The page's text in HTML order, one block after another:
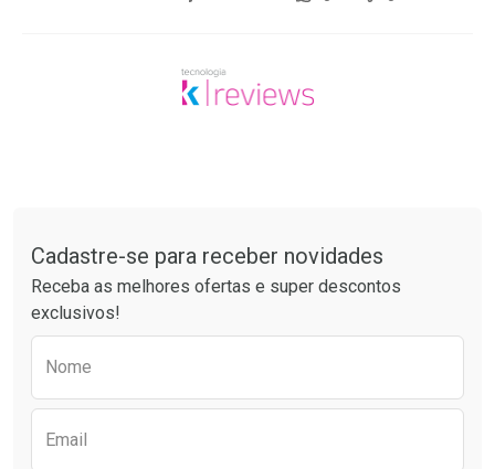
Cadastre-se para receber novidades
Receba as melhores ofertas e super descontos
exclusivos!
Nome
Email